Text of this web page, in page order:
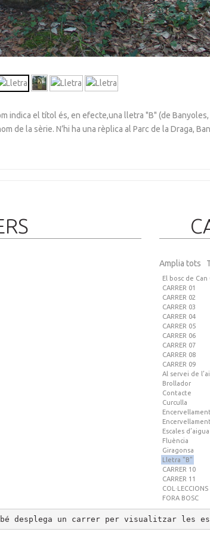
indica el títol és, en efecte,una lletra "B" (de
de la sèrie. N’hi ha una rèplica al Parc de la Draga,
Amplia tots
El bosc de
CARRER 01
CARRER 02
CARRER 03
CARRER 04
CARRER 05
CARRER 06
CARRER 07
CARRER 08
CARRER 09
Al servei de
Brollador
Contacte
Curculla
Escales d’aigua
Fluència
Giragonsa
Lletra "B"
CARRER 10
CARRER 11
COL·LECCIONS
FORA BOSC
desplega un carrer per visualitzar les